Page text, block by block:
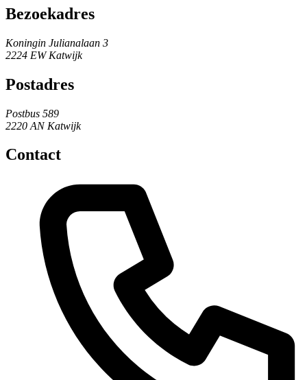
Bezoekadres
Koningin Julianalaan 3
2224 EW Katwijk
Postadres
Postbus 589
2220 AN Katwijk
Contact